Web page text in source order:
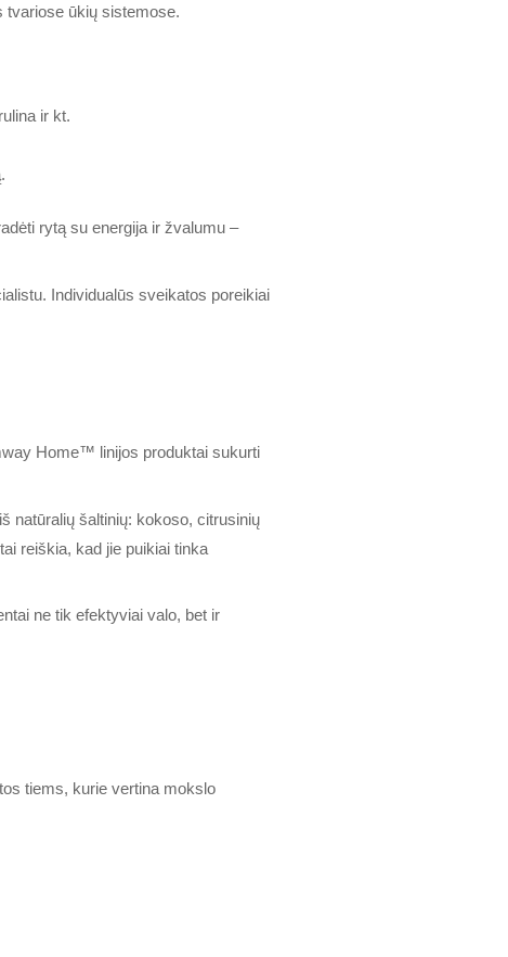
tvariose ūkių sistemose.
ir kt.
rytą su energija ir žvalumu –
Individualūs sveikatos poreikiai
Home™ linijos produktai sukurti
natūralių šaltinių: kokoso, citrusinių
reiškia, kad jie puikiai tinka
ne tik efektyviai valo, bet ir
tiems, kurie vertina mokslo